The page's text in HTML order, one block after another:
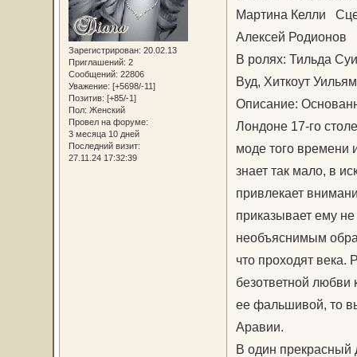
Зарегистрирован: 20.02.13
Приглашений: 2
Сообщений: 22806
Уважение: [+5698/-11]
Позитив: [+85/-1]
Пол: Женский
Провел на форуме:
3 месяца 10 дней
Последний визит:
27.11.24 17:32:39
Мартина Келли
Алексей
В ролях: Тильда
Вуд, Хиткоут
Описание:
Лондоне 17-го
моде того времени
знает так мало, в
привлекает
приказывает ему
необъяснимым
что проходят века.
безответной любви
ее фальшивой, то
Аравии.
В один прекрасный